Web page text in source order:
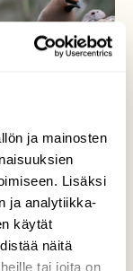
ja mainosten
Lisäksi
ja analytiikka-
käytät
näitä
tai joita on
ruoka